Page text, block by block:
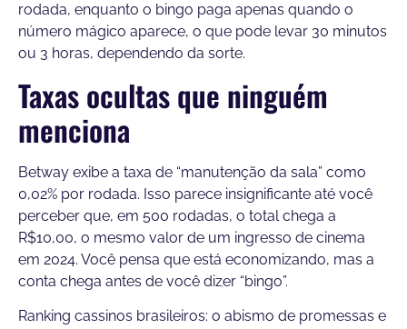
rodada, enquanto o bingo paga apenas quando o
número mágico aparece, o que pode levar 30 minutos
ou 3 horas, dependendo da sorte.
Taxas ocultas que ninguém
menciona
Betway exibe a taxa de “manutenção da sala” como
0,02% por rodada. Isso parece insignificante até você
perceber que, em 500 rodadas, o total chega a
R$10,00, o mesmo valor de um ingresso de cinema
em 2024. Você pensa que está economizando, mas a
conta chega antes de você dizer “bingo”.
Ranking cassinos brasileiros: o abismo de promessas e